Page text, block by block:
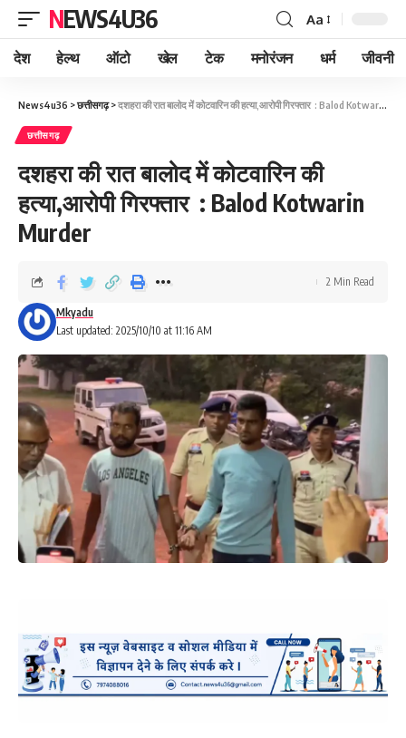
NEWS4U36 Aa
देश हेल्थ ऑटो खेल टेक मनोरंजन धर्म जीवनी
News4u36 >छत्तीसगढ़>दशहरा की रात बालोद में कोटवारिन की हत्या,आरोपी गिरफ्तार : Balod Kotwarin Murder
छत्तीसगढ़
दशहरा की रात बालोद में कोटवारिन की
हत्या,आरोपी गिरफ्तार : Balod Kotwarin
Murder
Last updated: 2025/10/10 at 11:16 AM
Mkyadu
2 Min Read